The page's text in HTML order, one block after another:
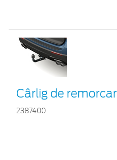
Cârlig de
2387400